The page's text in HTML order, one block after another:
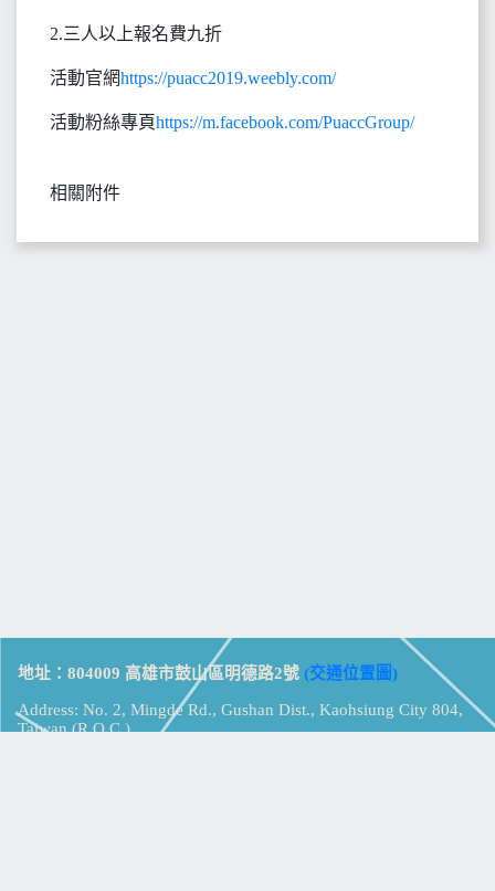
2.三人以上報名費九折
活動官網https://puacc2019.weebly.com/
活動粉絲專頁https://m.facebook.com/PuaccGroup/
相關附件
地址：804009 高雄市鼓山區明德路2號 (交通位置圖)
Address: No. 2, Mingde Rd., Gushan Dist., Kaohsiung City 804,
Taiwan (R.O.C.)